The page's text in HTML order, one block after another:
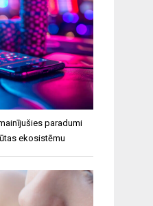
paradumi
ekosistēmu